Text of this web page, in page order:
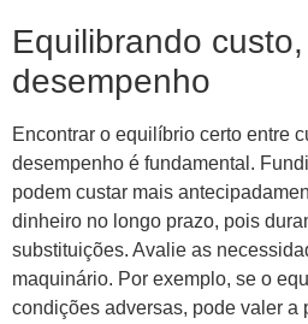
Equilibrando
desempenho
Encontrar o equilíbrio certo entre
desempenho é fundamental.
podem custar mais
dinheiro no longo prazo, pois
substituições. Avalie as
maquinário. Por exemplo, se o
condições adversas, pode valer a